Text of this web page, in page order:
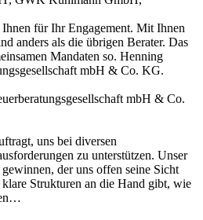
für Ihr Engagement. Mit Ihnen
anders als die übrigen Berater. Das
Mandaten so. Henning
mbH & Co. KG.
mbH & Co.
uns bei diversen
zu unterstützen. Unser
der uns offen seine Sicht
Strukturen an die Hand gibt, wie